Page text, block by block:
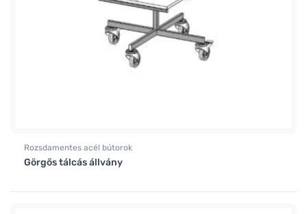
Rozsdamentes acél bútorok
Görgős tálcás állvány